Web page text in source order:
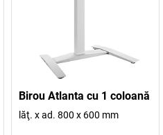
Birou Atlanta cu 1 coloană
lăţ. x ad. 800 x 600 mm